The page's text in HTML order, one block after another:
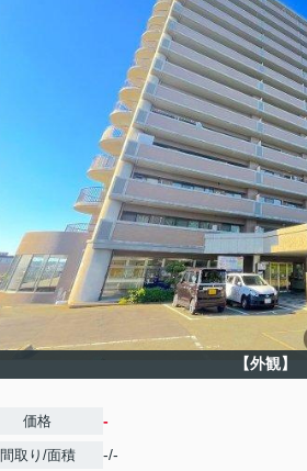
【外観】
価格 -
間取り/面積 -/-